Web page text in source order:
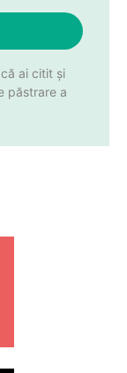
ai citit și
păstrare a